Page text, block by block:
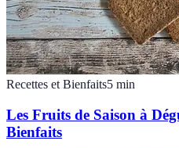
Recettes et Bienfaits5 min
Les Fruits de Saison à
Bienfaits